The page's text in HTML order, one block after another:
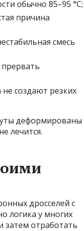
обычно 85–95 °C;
причина
смесь
создают резких
деформированы
лечится.
дросселей с
логика у многих
затем отработать